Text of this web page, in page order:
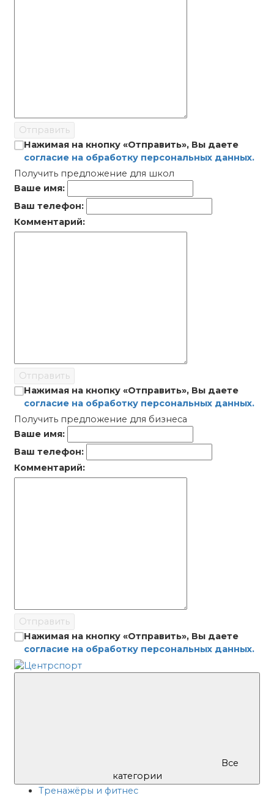
Отправить
Нажимая на кнопку «Отправить», Вы даете
согласие на обработку персональных данных.
Получить предложение для школ
Ваше имя:
Ваш телефон:
Комментарий:
Отправить
Нажимая на кнопку «Отправить», Вы даете
согласие на обработку персональных данных.
Получить предложение для бизнеса
Ваше имя:
Ваш телефон:
Комментарий:
Отправить
Нажимая на кнопку «Отправить», Вы даете
согласие на обработку персональных данных.
Все
категории
Тренажёры и фитнес